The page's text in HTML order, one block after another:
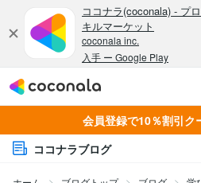
会員登録で10％割引ク
ココナラブログ